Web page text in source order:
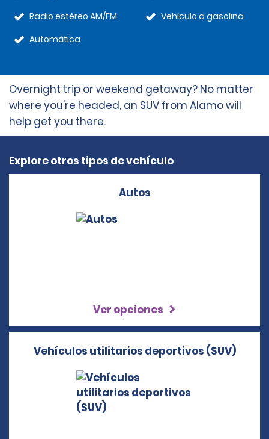
Radio estéreo AM/FM
Automática
Vehículo a gasolina
Overnight trip or weekend getaway? No matter
where you're headed, an SUV from Alamo will
help get you there.
Explore otros tipos de vehículo
Autos
Ver opciones
Vehículos utilitarios deportivos (SUV)